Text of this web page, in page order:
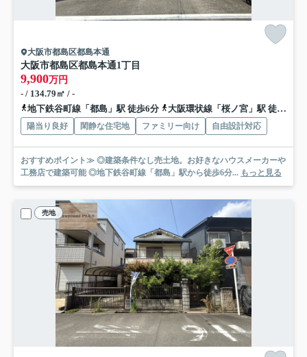
大阪市都島区都島本通
大阪市都島区都島本通1丁目
9,900万円
- / 134.79㎡ / -
地下鉄谷町線「都島」駅 徒歩6分
大阪環状線「桜ノ宮」駅 徒歩8分
陽当り良好 閑静な住宅地 ファミリー向け 自由設計対応
おすすめポイント≫ ◎建築条件なし売土地。お好きなハウスメーカーや
工務店で建築可能 ◎地下鉄谷町線「都島」駅から徒歩6分... もっと見る
売地